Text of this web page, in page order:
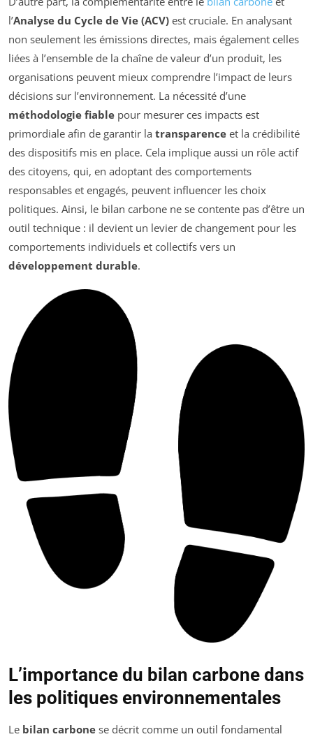
l’Analyse du Cycle de Vie (ACV) est cruciale. En analysant
non seulement les émissions directes, mais également celles
liées à l’ensemble de la chaîne de valeur d’un produit, les
organisations peuvent mieux comprendre l’impact de leurs
décisions sur l’environnement. La nécessité d’une
méthodologie fiable pour mesurer ces impacts est
primordiale afin de garantir la transparence et la crédibilité
des dispositifs mis en place. Cela implique aussi un rôle actif
des citoyens, qui, en adoptant des comportements
responsables et engagés, peuvent influencer les choix
politiques. Ainsi, le bilan carbone ne se contente pas d’être un
outil technique : il devient un levier de changement pour les
comportements individuels et collectifs vers un
développement durable.
L’importance du bilan carbone dans
les politiques environnementales
Le bilan carbone se décrit comme un outil fondamental